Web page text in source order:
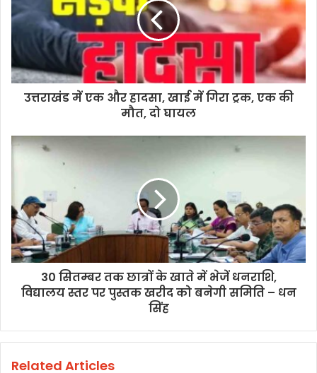
उत्तराखंड में एक और हादसा, खाई में गिरा ट्रक, एक की
मौत, दो घायल
30 सितम्बर तक छात्रों के खाते में भेजें धनराशि,
विद्यालय स्तर पर पुस्तक खरीद को बनेगी समिति – धन
सिंह
Related Articles